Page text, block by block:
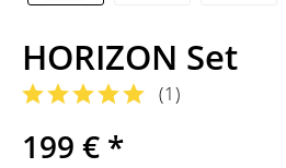
HORIZON Set
(1)
199 € *